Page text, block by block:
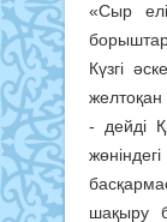
«Сыр
Күзгі
- дейді
шақыру